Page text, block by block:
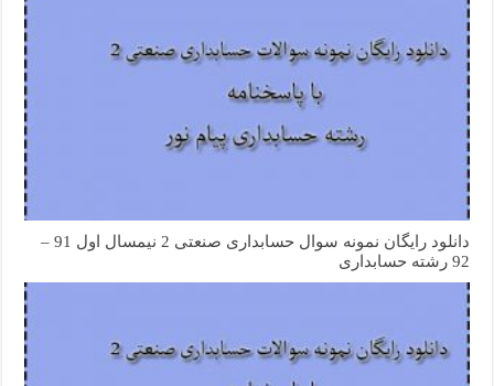
دانلود رایگان نمونه سوال حسابداری صنعتی 2 نیمسال اول 91 –
92 رشته حسابداری